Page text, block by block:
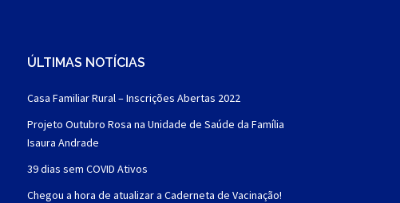
ÚLTIMAS NOTÍCIAS
Casa Familiar Rural – Inscrições Abertas 2022
Projeto Outubro Rosa na Unidade de Saúde da Família
Isaura Andrade
39 dias sem COVID Ativos
Chegou a hora de atualizar a Caderneta de Vacinação!